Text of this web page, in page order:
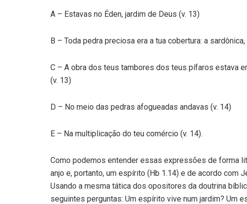
A – Estavas no Éden, jardim de Deus (v. 13)
B – Toda pedra preciosa era a tua cobertura: a
C – A obra dos teus tambores dos teus pífaros estava
(v. 13)
D – No meio das pedras afogueadas andavas (v. 14)
E – Na multiplicação do teu comércio (v. 14).
Como podemos entender essas expressões de forma
anjo e, portanto, um espírito (Hb 1.14) e de acordo com
Usando a mesma tática dos opositores da doutrina
seguintes perguntas: Um espírito vive num jardim? Um